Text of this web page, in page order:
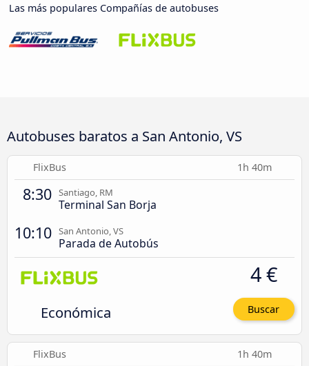
Las más populares Compañías de autobuses
Autobuses baratos a San Antonio, VS
FlixBus 1h 40m
8:30 Santiago, RM
Terminal San Borja
10:10 San Antonio, VS
Parada de Autobús
Económica
4 €
Buscar
FlixBus 1h 40m